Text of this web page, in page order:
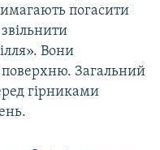
погасити
Вони
поверхню. Загальний
гірниками